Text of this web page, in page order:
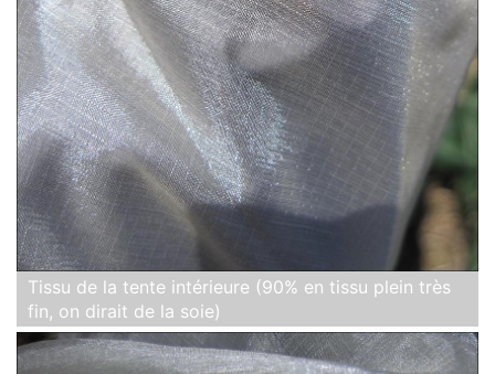
Tissu de la tente intérieure (90% en tissu plein très
fin, on dirait de la soie)